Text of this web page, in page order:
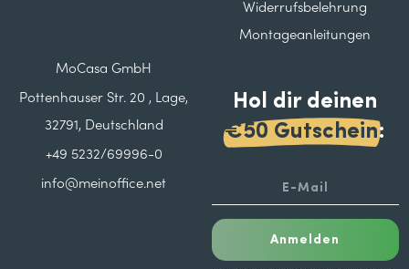
Widerrufsbelehrung
Montageanleitungen
MoCasa GmbH
Pottenhauser Str. 20 , Lage,
32791, Deutschland
+49 5232/69996-0
info@meinoffice.net
Hol dir deinen
€50 Gutschein:
Anmelden